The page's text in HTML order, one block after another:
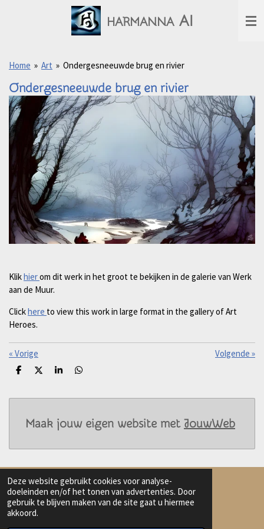
Deze website gebruikt cookies voor analyse-
doeleinden en/of het tonen van advertenties. Door
gebruik te blijven maken van de site gaat u hiermee
akkoord.
hoofdinhoud
HARMANNA AI
Home » Art » Ondergesneeuwde brug en rivier
Ondergesneeuwde brug en rivier
Klikhierom dit werk in het groot te bekijken in de galerie van Werk
aan de Muur.
Clickhere to view this work in large format in the gallery of Art
Heroes.
« Vorige Volgende »
D
e
D
l
S
r
D
e
Maak jouw eigen website met JouwWeb
Delen Deel Share Delen
© 2023 - 2026 Harmanna AI Art